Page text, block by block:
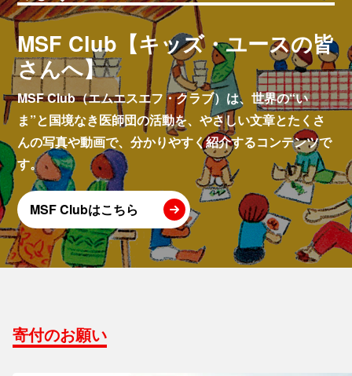
MSF Club【キッズ・ユースの皆
さんへ】
MSF Club（エムエスエフ・クラブ）は、世界の“い
ま”と国境なき医師団の活動を、やさしい文章とたくさ
んの写真や動画で、分かりやすく紹介するコンテンツで
す。
MSF Clubはこちら
寄付のお願い